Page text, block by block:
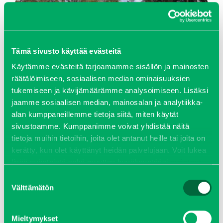
Tämä sivusto käyttää evästeitä
Käytämme evästeitä tarjoamamme sisällön ja mainosten
räätälöimiseen, sosiaalisen median ominaisuuksien
tukemiseen ja kävijämäärämme analysoimiseen. Lisäksi
jaamme sosiaalisen median, mainosalan ja analytiikka-
alan kumppaneillemme tietoja siitä, miten käytät
sivustoamme. Kumppanimme voivat yhdistää näitä
tietoja muihin tietoihin, joita olet antanut heille tai joita on
kerätty, kun olet käyttänyt heidän palvelujaan. Voit lukea
valinta
Välttämätön
Mieltymykset
BEAM S 12000 TRANSVAL